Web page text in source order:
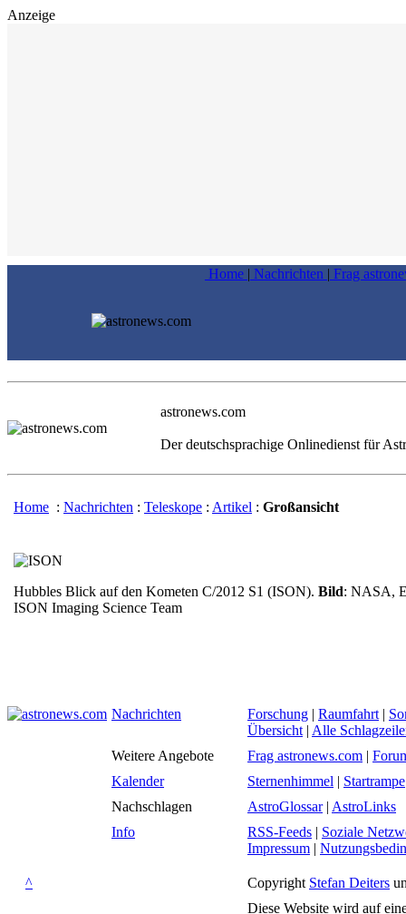
Anzeige
Home | Nachrichten | Frag
astronews.com
Der deutschsprachige Onlinedienst für
Home : Nachrichten : Teleskope : Artikel : Großansicht
Hubbles Blick auf den Kometen C/2012 S1 (ISON). Bild: NASA,
ISON Imaging Science Team
Nachrichten Forschung | Raumfahrt |
Übersicht | Alle
Weitere Angebote
Frag astronews.com |
Kalender
Sternenhimmel | Startrampe
Nachschlagen
AstroGlossar| AstroLinks
Info
RSS-Feeds | Soziale
Impressum |
^ Copyright Stefan Deiters
Diese Website wird auf